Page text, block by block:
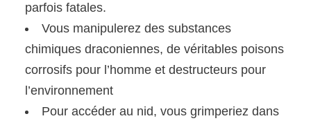
parfois fatales.
Vous manipulerez des substances
chimiques draconiennes, de véritables poisons
corrosifs pour l’homme et destructeurs pour
l’environnement
Pour accéder au nid, vous grimperiez dans